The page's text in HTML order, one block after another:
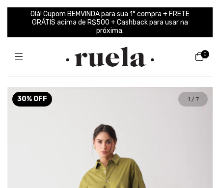
Olá! Cupom BEMVINDA para sua 1° compra + FRETE
GRÁTIS acima de R$500 + Cashback para usar na
próxima.
0
30% OFF 1 / 7